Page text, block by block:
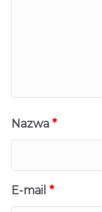
Nazwa *
E-mail *